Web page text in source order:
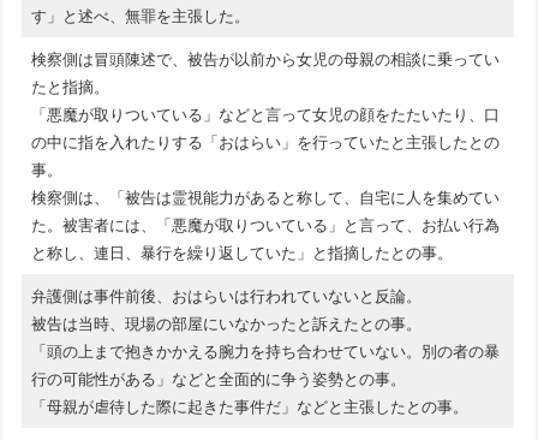
す」と述べ、無罪を主張した。
検察側は冒頭陳述で、被告が以前から女児の母親の相談に乗ってい
たと指摘。
「悪魔が取りついている」などと言って女児の顔をたたいたり、口
の中に指を入れたりする「おはらい」を行っていたと主張したとの
事。
検察側は、「被告は霊視能力があると称して、自宅に人を集めてい
た。被害者には、「悪魔が取りついている」と言って、お払い行為
と称し、連日、暴行を繰り返していた」と指摘したとの事。
弁護側は事件前後、おはらいは行われていないと反論。
被告は当時、現場の部屋にいなかったと訴えたとの事。
「頭の上まで抱きかかえる腕力を持ち合わせていない。別の者の暴
行の可能性がある」などと全面的に争う姿勢との事。
「母親が虐待した際に起きた事件だ」などと主張したとの事。